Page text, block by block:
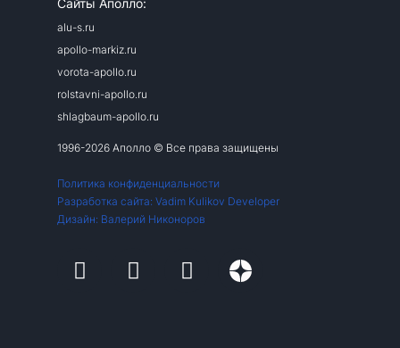
Сайты Аполло:
alu-s.ru
apollo-markiz.ru
vorota-apollo.ru
rolstavni-apollo.ru
shlagbaum-apollo.ru
1996-2026 Аполло © Все права защищены
Политика конфиденциальности
Разработка сайта: Vadim Kulikov Developer
Дизайн: Валерий Никоноров